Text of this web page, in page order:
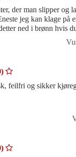
der man slipper og
jeg kan klage på
ned i brønn hvis
feilfri og sikker